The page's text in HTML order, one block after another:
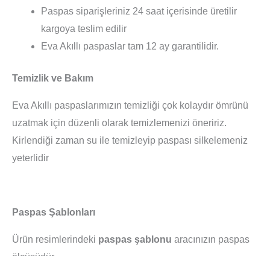
Paspas siparişleriniz 24 saat içerisinde üretilir
kargoya teslim edilir
Eva Akıllı paspaslar tam 12 ay garantilidir.
Temizlik ve Bakım
Eva Akıllı paspaslarımızın temizliği çok kolaydır ömrünü
uzatmak için düzenli olarak temizlemenizi öneririz.
Kirlendiği zaman su ile temizleyip paspası silkelemeniz
yeterlidir
Paspas Şablonları
Ürün resimlerindeki paspas şablonu aracınızın paspas